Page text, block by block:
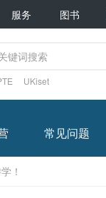
服务 图书
UKiset
常见问题
！